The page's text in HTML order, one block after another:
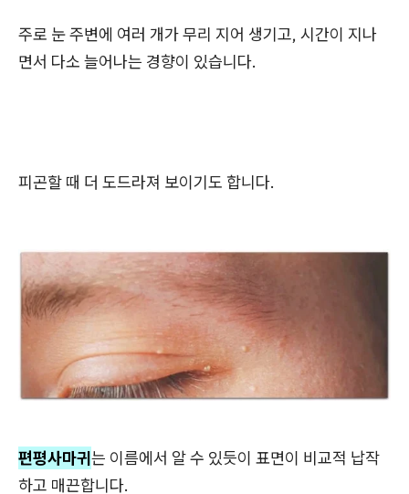
주로 눈 주변에 여러 개가 무리 지어 생기고, 시간이 지나
면서 다소 늘어나는 경향이 있습니다.
피곤할 때 더 도드라져 보이기도 합니다.
편평사마귀는 이름에서 알 수 있듯이 표면이 비교적 납작
하고 매끈합니다.